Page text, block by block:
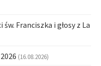
Franciszka i głosy z La
(16.08.2026)